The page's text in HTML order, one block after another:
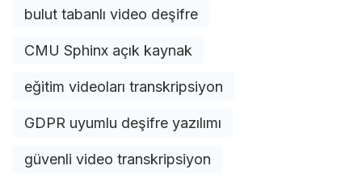
bulut tabanlı video deşifre
CMU Sphinx açık kaynak
eğitim videoları transkripsiyon
GDPR uyumlu deşifre yazılımı
güvenli video transkripsiyon